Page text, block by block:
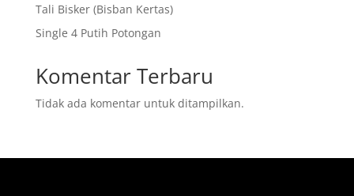
Tali Bisker (Bisban Kertas)
Single 4 Putih Potongan
Komentar Terbaru
Tidak ada komentar untuk ditampilkan.